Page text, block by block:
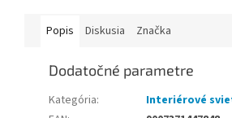
Popis Diskusia Značka
Dodatočné parametre
Kategória:
Interiérové